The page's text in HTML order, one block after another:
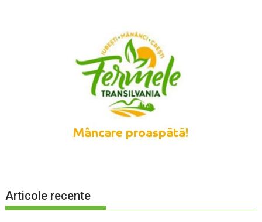
Articole recente